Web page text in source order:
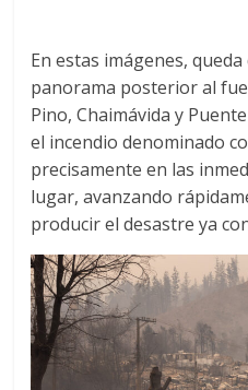
En estas imágenes,
panorama posterior al
Pino, Chaimávida y
el incendio denominado
precisamente en las
lugar, avanzando
producir el desastre ya